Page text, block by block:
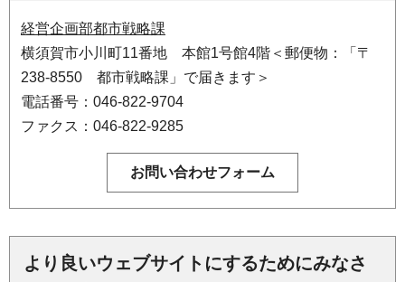
経営企画部都市戦略課
横須賀市小川町11番地 本館1号館4階＜郵便物：「〒
238-8550 都市戦略課」で届きます＞
電話番号：046-822-9704
ファクス：046-822-9285
より良いウェブサイトにするためにみなさ